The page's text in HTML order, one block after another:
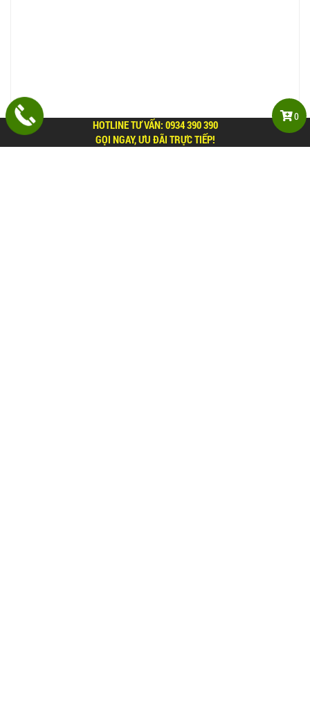
0
HOTLINE TƯ VẤN: 0934 390 390
GỌI NGAY, ƯU ĐÃI TRỰC TIẾP!